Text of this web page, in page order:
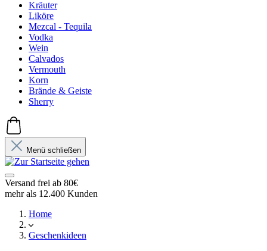
Kräuter
Liköre
Mezcal - Tequila
Vodka
Wein
Calvados
Vermouth
Korn
Brände & Geiste
Sherry
Menü schließen
Versand frei ab 80€
mehr als 12.400 Kunden
Home
Geschenkideen